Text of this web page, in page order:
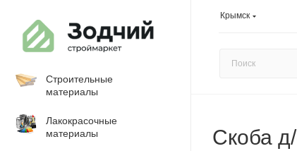
Крымск
Строительные
материалы
Лакокрасочные
материалы
Скоба